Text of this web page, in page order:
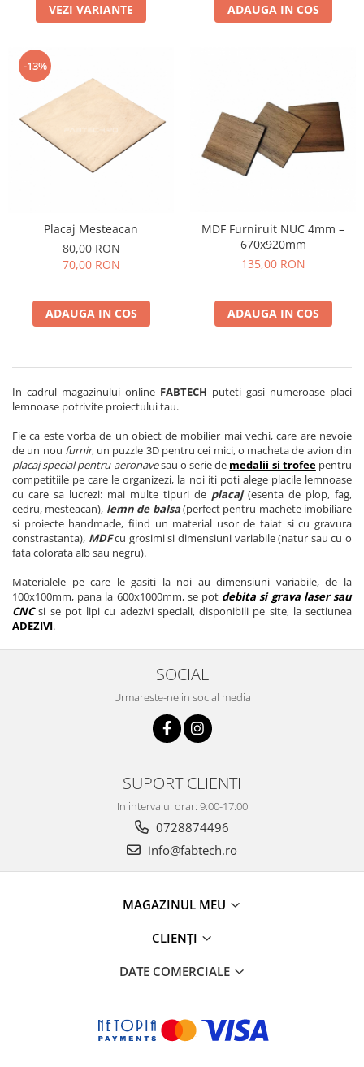
VEZI VARIANTE ADAUGA IN COS
-13%
Placaj Mesteacan
80,00 RON
70,00 RON
ADAUGA IN COS
MDF Furniruit NUC 4mm –
670x920mm
135,00 RON
ADAUGA IN COS
In cadrul magazinului online FABTECH puteti gasi numeroase placi
lemnoase potrivite proiectului tau.
Fie ca este vorba de un obiect de mobilier mai vechi, care are nevoie
de un nou furnir, un puzzle 3D pentru cei mici, o macheta de avion din
placaj special pentru aeronavesau o serie de medalii si trofeepentru
competitiile pe care le organizezi, la noi iti poti alege placile lemnoase
cu care sa lucrezi: mai multe tipuri de placaj(esenta de plop, fag,
cedru, mesteacan), lemn de balsa(perfect pentru machete imobiliare
si proiecte handmade, fiind un material usor de taiat si cu gravura
constrastanta), MDFcu grosimi si dimensiuni variabile (natur sau cu o
fata colorata alb sau negru).
Materialele pe care le gasiti la noi au dimensiuni variabile, de la
100x100mm, pana la 600x1000mm, se pot debita si grava laser sau
CNCsi se pot lipi cu adezivi speciali, disponibili pe site, la sectiunea
ADEZIVI.
SOCIAL
Urmareste-ne in social media
SUPORT CLIENTI
In intervalul orar: 9:00-17:00
0728874496
info@fabtech.ro
MAGAZINUL MEU
CLIENȚI
DATE COMERCIALE